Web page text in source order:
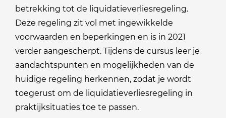
betrekking tot de liquidatieverliesregeling.
Deze regeling zit vol met ingewikkelde
voorwaarden en beperkingen en is in 2021
verder aangescherpt. Tijdens de cursus leer je
aandachtspunten en mogelijkheden van de
huidige regeling herkennen, zodat je wordt
toegerust om de liquidatieverliesregeling in
praktijksituaties toe te passen.